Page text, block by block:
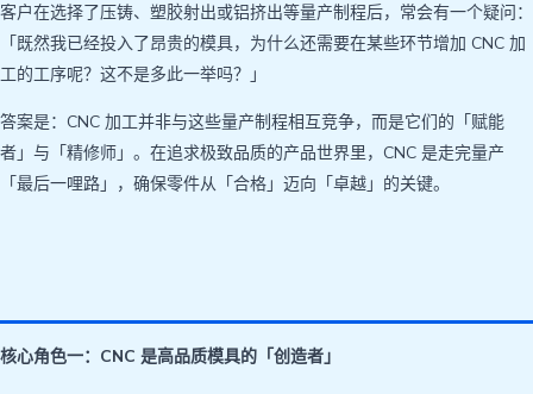
客户在选择了压铸、塑胶射出或铝挤出等量产制程后，常会有一个疑问：
「既然我已经投入了昂贵的模具，为什么还需要在某些环节增加 CNC 加
工的工序呢？这不是多此一举吗？」
答案是：CNC 加工并非与这些量产制程相互竞争，而是它们的「赋能
者」与「精修师」。在追求极致品质的产品世界里，CNC 是走完量产
「最后一哩路」，确保零件从「合格」迈向「卓越」的关键。
核心角色一：CNC 是高品质模具的「创造者」